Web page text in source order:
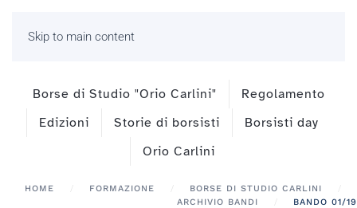
Skip to main content
Borse di Studio "Orio Carlini"
Regolamento
Edizioni
Storie di borsisti
Borsisti day
Orio Carlini
HOME FORMAZIONE
BORSE DI STUDIO CARLINI
ARCHIVIO BANDI
BANDO 01/19